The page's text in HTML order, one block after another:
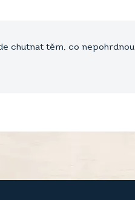
chutnat těm, co nepohrdnou